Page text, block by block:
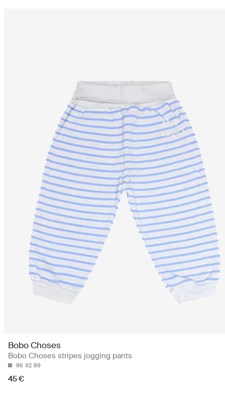
Bobo Choses
Bobo Choses stripes jogging pants
86 92 89
45 €